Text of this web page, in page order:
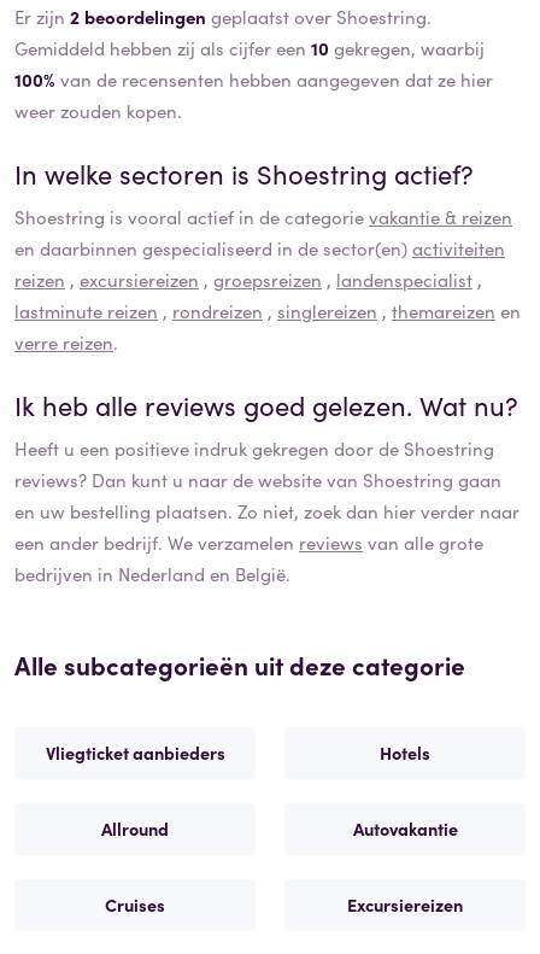
Er zijn 2 beoordelingen geplaatst over Shoestring.
Gemiddeld hebben zij als cijfer een 10 gekregen, waarbij
100% van de recensenten hebben aangegeven dat ze hier
weer zouden kopen.
In welke sectoren is Shoestring actief?
Shoestring is vooral actief in de categorievakantie & reizen
en daarbinnen gespecialiseerd in de sector(en)activiteiten
reizen , excursiereizen , groepsreizen , landenspecialist ,
lastminute reizen , rondreizen , singlereizen , themareizen en
verre reizen.
Ik heb alle reviews goed gelezen. Wat nu?
Heeft u een positieve indruk gekregen door de Shoestring
reviews? Dan kunt u naar de website van Shoestring gaan
en uw bestelling plaatsen. Zo niet, zoek dan hier verder naar
een ander bedrijf. We verzamelen reviews van alle grote
bedrijven in Nederland en België.
Alle subcategorieën uit deze categorie
Vliegticket aanbieders Hotels
Allround Autovakantie
Cruises Excursiereizen